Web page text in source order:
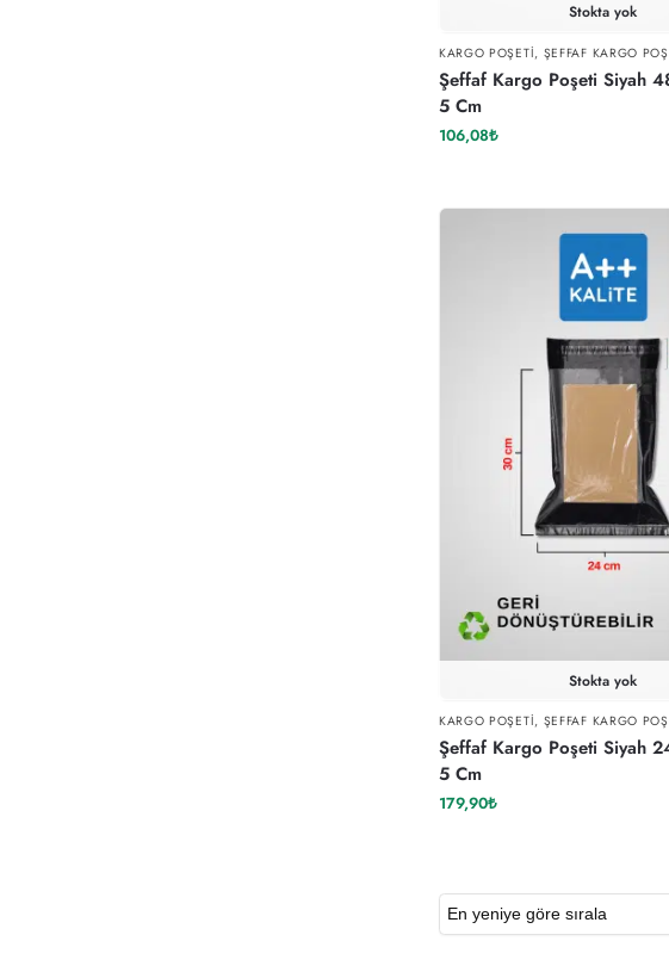
Stokta yok
KARGO POŞETI, ŞEFFAF KARGO
Şeffaf Kargo Poşeti Siyah
5 Cm
106,08₺
Stokta yok
KARGO POŞETI, ŞEFFAF KARGO
Şeffaf Kargo Poşeti Siyah
5 Cm
179,90₺